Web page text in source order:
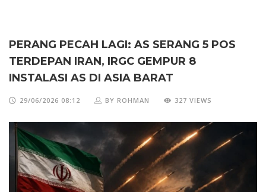
PERANG PECAH LAGI: AS SERANG 5 POS
TERDEPAN IRAN, IRGC GEMPUR 8
INSTALASI AS DI ASIA BARAT
29/06/2026 08:12 BY ROHMAN 327 VIEWS